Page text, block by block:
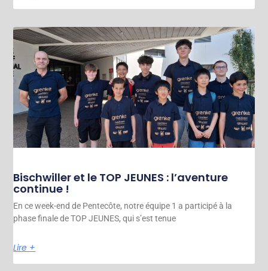
Bischwiller et le TOP JEUNES : l’aventure
continue !
En ce week-end de Pentecôte, notre équipe 1 a participé à la
phase finale de TOP JEUNES, qui s’est tenue
Lire +